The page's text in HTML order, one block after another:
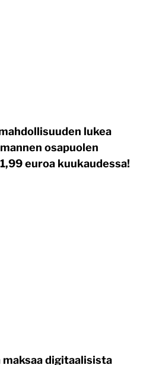
lukea
osapuolen
euroa kuukaudessa!
maksaa digitaalisista